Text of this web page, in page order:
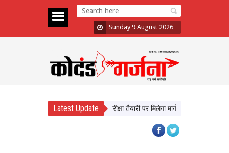
Sunday 9 August 2026
Latest Update
सीखेंगे यूपी के छात्र, करियर और परीक्षा तैयारी पर मिलेगा मार्गदर्शन